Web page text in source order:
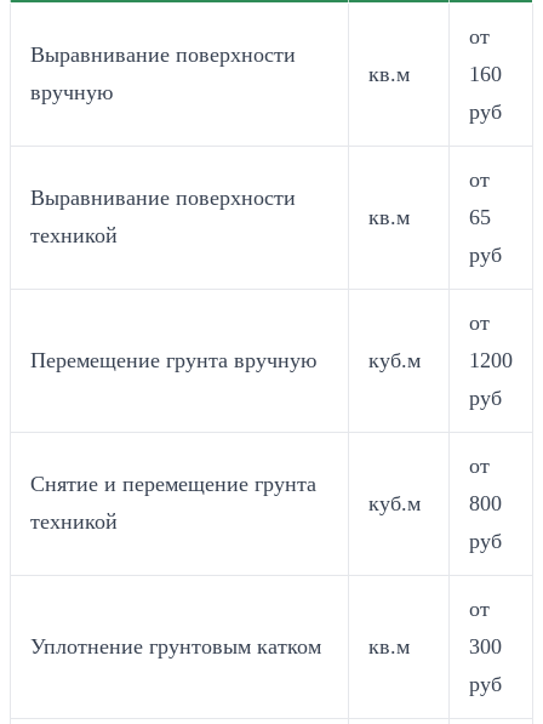
Выравнивание поверхности
вручную
кв.м
от
160
руб
Выравнивание поверхности
техникой
кв.м
от
65
руб
Перемещение грунта вручную куб.м
от
1200
руб
Снятие и перемещение грунта
техникой
куб.м
от
800
руб
Уплотнение грунтовым катком кв.м
от
300
руб